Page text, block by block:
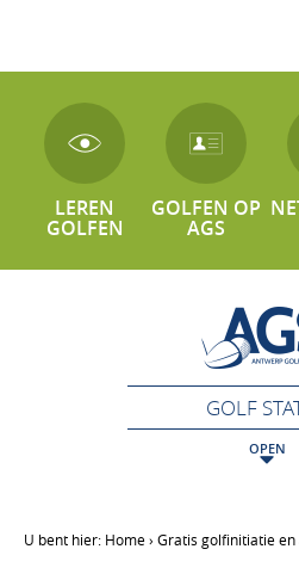
LEREN
GOLFEN
GOLFEN OP
AGS
GOLF
OPEN
U bent hier: Home› Gratis golfinitiatie